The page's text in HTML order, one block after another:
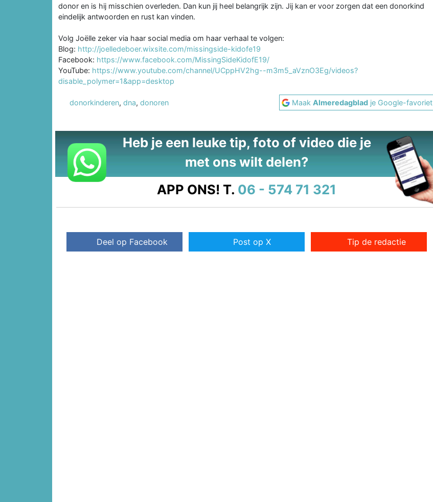
donor en is hij misschien overleden. Dan kun jij heel belangrijk zijn. Jij kan er voor zorgen dat een donorkind
eindelijk antwoorden en rust kan vinden.
Volg Joëlle zeker via haar social media om haar verhaal te volgen:
Blog: http://joelledeboer.wixsite.com/missingside-kidofe19
Facebook: https://www.facebook.com/MissingSideKidofE19/
YouTube: https://www.youtube.com/channel/UCppHV2hg--m3m5_aVznO3Eg/videos?
disable_polymer=1&app=desktop
donorkinderen, dna, donoren MaakAlmeredagblad je Google-favoriet
Heb je een leuke tip, foto of video die je
met ons wilt delen?
APP ONS! T. 06 - 574 71 321
Deel op Facebook Post op X Tip de redactie